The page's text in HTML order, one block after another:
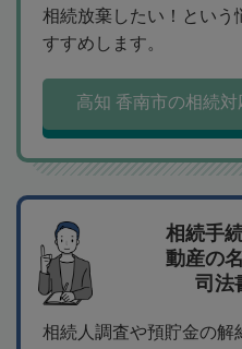
相続放棄したい！という
すすめします。
高知 香南市の相続
相続手
動産の
司法
相続人調査や預貯金の解